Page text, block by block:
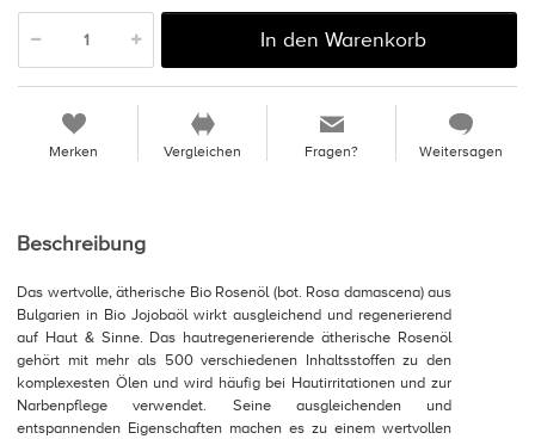
In den Warenkorb
Merken Vergleichen Fragen? Weitersagen
Beschreibung
Das wertvolle, ätherische Bio Rosenöl (bot. Rosa damascena) aus
Bulgarien in Bio Jojobaöl wirkt ausgleichend und regenerierend
auf Haut & Sinne. Das hautregenerierende ätherische Rosenöl
gehört mit mehr als 500 verschiedenen Inhaltsstoffen zu den
komplexesten Ölen und wird häufig bei Hautirritationen und zur
Narbenpflege verwendet. Seine ausgleichenden und
entspannenden Eigenschaften machen es zu einem wertvollen